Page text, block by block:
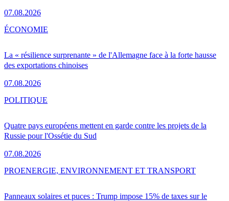
07.08.2026
La « résilience surprenante » de l'Allemagne face à la forte hausse
des exportations chinoises
07.08.2026
ÉCONOMIE
Quatre pays européens mettent en garde contre les projets de la
Russie pour l'Ossétie du Sud
07.08.2026
POLITIQUE
Panneaux solaires et puces : Trump impose 15% de taxes sur le
PROENERGIE, ENVIRONNEMENT ET TRANSPORT